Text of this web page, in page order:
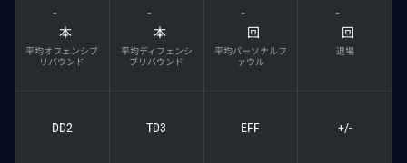
-
本
平均オフェンシブ
リバウンド
-
本
平均ディフェンシ
ブリバウンド
-
回
平均パーソナルフ
ァウル
-
回
退場
DD2 TD3 EFF +/-